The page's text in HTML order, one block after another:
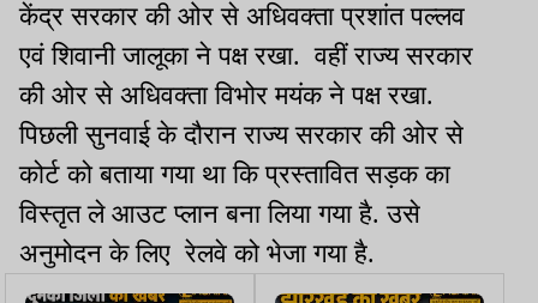
केंद्र सरकार की ओर से अधिवक्ता प्रशांत पल्लव
एवं शिवानी जालूका ने पक्ष रखा. वहीं राज्य सरकार
की ओर से अधिवक्ता विभोर मयंक ने पक्ष रखा.
पिछली सुनवाई के दौरान राज्य सरकार की ओर से
कोर्ट को बताया गया था कि प्रस्तावित सड़क का
विस्तृत ले आउट प्लान बना लिया गया है. उसे
अनुमोदन के लिए रेलवे को भेजा गया है.